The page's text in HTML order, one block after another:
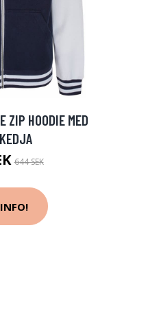
ZIP HOODIE MED
644 SEK